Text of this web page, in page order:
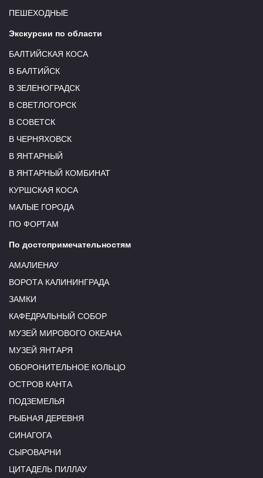
ПЕШЕХОДНЫЕ
Экскурсии по области
БАЛТИЙСКАЯ КОСА
В БАЛТИЙСК
В ЗЕЛЕНОГРАДСК
В СВЕТЛОГОРСК
В СОВЕТСК
В ЧЕРНЯХОВСК
В ЯНТАРНЫЙ
В ЯНТАРНЫЙ КОМБИНАТ
КУРШСКАЯ КОСА
МАЛЫЕ ГОРОДА
ПО ФОРТАМ
По достопримечательностям
АМАЛИЕНАУ
ВОРОТА КАЛИНИНГРАДА
ЗАМКИ
КАФЕДРАЛЬНЫЙ СОБОР
МУЗЕЙ МИРОВОГО ОКЕАНА
МУЗЕЙ ЯНТАРЯ
ОБОРОНИТЕЛЬНОЕ КОЛЬЦО
ОСТРОВ КАНТА
ПОДЗЕМЕЛЬЯ
РЫБНАЯ ДЕРЕВНЯ
СИНАГОГА
СЫРОВАРНИ
ЦИТАДЕЛЬ ПИЛЛАУ